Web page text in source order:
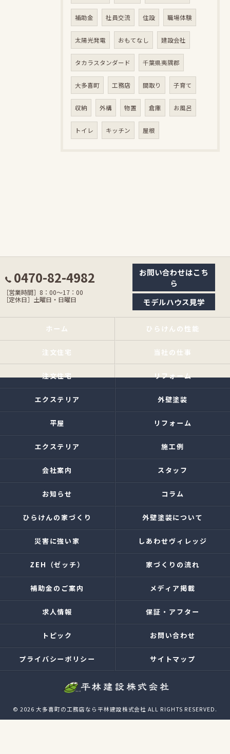
補助金 社員交流 住設 職場体験
太陽光発電 おもてなし 建設会社
タカラスタンダード 千葉県夷隅郡
大多喜町 工務店 間取り 子育て
収納 外構 物置 倉庫 お風呂
トイレ キッチン 屋根
0470-82-4982
［営業時間］8：00〜17：00
［定休日］土曜日・日曜日
お問い合わせはこち
ら
モデルハウス見学
ホーム ひらけんの性能
注文住宅 当社の仕事
注文住宅 リフォーム
エクステリア 外壁塗装
平屋 リフォーム
エクステリア 施工例
会社案内 スタッフ
お知らせ コラム
ひらけんの家づくり 外壁塗装について
災害に強い家 しあわせヴィレッジ
ZEH（ゼッチ） 家づくりの流れ
補助金のご案内 メディア掲載
求人情報 保証・アフター
トピック お問い合わせ
プライバシーポリシー サイトマップ
© 2026 大多喜町の工務店なら平林建設株式会社 ALL RIGHTS RESERVED.